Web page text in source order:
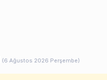
(6 Ağustos 2026 Perşembe)